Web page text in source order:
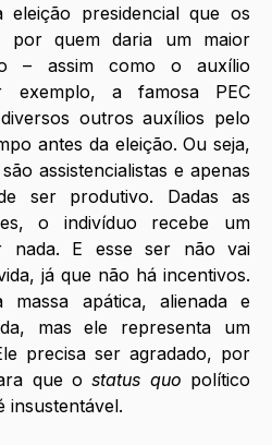
eleição presidencial que os
por quem daria um maior
– assim como o auxílio
exemplo, a famosa PEC
outros auxílios pelo
antes da eleição. Ou seja,
assistencialistas e apenas
ser produtivo. Dadas as
o indivíduo recebe um
nada. E esse ser não vai
já que não há incentivos.
apática, alienada e
mas ele representa um
precisa ser agradado, por
que o status quo político
insustentável.